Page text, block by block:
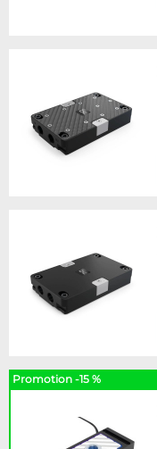
Promotion -15 %